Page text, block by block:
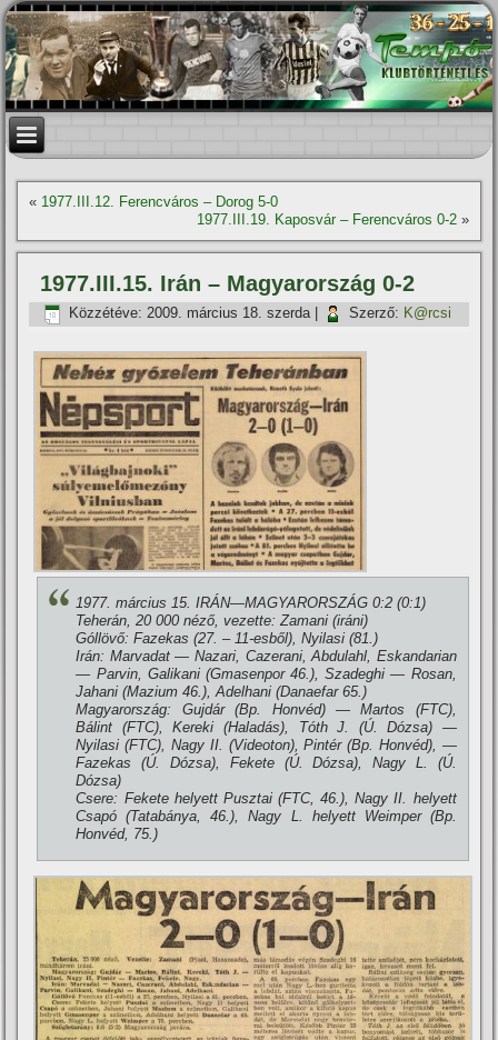
« 1977.III.12. Ferencváros – Dorog 5-0
1977.III.19. Kaposvár – Ferencváros 0-2»
1977.III.15. Irán – Magyarország 0-2
Közzétéve: 2009. március 18. szerda| Szerző: K@rcsi
1977. március 15. IRÁN—MAGYARORSZÁG 0:2 (0:1)
Teherán, 20 000 néző, vezette: Zamani (iráni)
Góllövő: Fazekas (27. – 11-esből), Nyilasi (81.)
Irán: Marvadat — Nazari, Cazerani, Abdulahl, Eskandarian
— Parvin, Galikani (Gmasenpor 46.), Szadeghi — Rosan,
Jahani (Mazium 46.), Adelhani (Danaefar 65.)
Magyarország: Gujdár (Bp. Honvéd) — Martos (FTC),
Bálint (FTC), Kereki (Haladás), Tóth J. (Ú. Dózsa) —
Nyilasi (FTC), Nagy II. (Videoton), Pintér (Bp. Honvéd), —
Fazekas (Ú. Dózsa), Fekete (Ú. Dózsa), Nagy L. (Ú.
Dózsa)
Csere: Fekete helyett Pusztai (FTC, 46.), Nagy II. helyett
Csapó (Tatabánya, 46.), Nagy L. helyett Weimper (Bp.
Honvéd, 75.)